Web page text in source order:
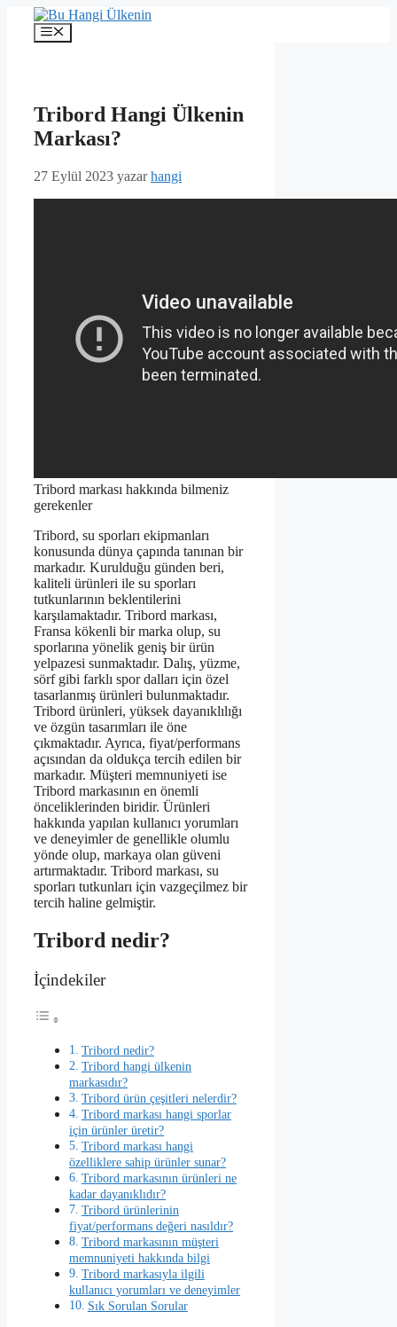
İçeriğe
Menü
Tribord Hangi Ülkenin
Markası?
27 Eylül 2023 yazarhangi
Tribord markası hakkında bilmeniz
gerekenler
Tribord, su sporları ekipmanları
konusunda dünya çapında tanınan bir
markadır. Kurulduğu günden beri,
kaliteli ürünleri ile su sporları
tutkunlarının beklentilerini
karşılamaktadır. Tribord markası,
Fransa kökenli bir marka olup, su
sporlarına yönelik geniş bir ürün
yelpazesi sunmaktadır. Dalış, yüzme,
sörf gibi farklı spor dalları için özel
tasarlanmış ürünleri bulunmaktadır.
Tribord ürünleri, yüksek dayanıklılığı
ve özgün tasarımları ile öne
çıkmaktadır. Ayrıca, fiyat/performans
açısından da oldukça tercih edilen bir
markadır. Müşteri memnuniyeti ise
Tribord markasının en önemli
önceliklerinden biridir. Ürünleri
hakkında yapılan kullanıcı yorumları
ve deneyimler de genellikle olumlu
yönde olup, markaya olan güveni
artırmaktadır. Tribord markası, su
sporları tutkunları için vazgeçilmez bir
tercih haline gelmiştir.
Tribord nedir?
İçindekiler
Tribord nedir?
Tribord hangi ülkenin
markasıdır?
Tribord ürün çeşitleri nelerdir?
Tribord markası hangi sporlar
için ürünler üretir?
Tribord markası hangi
özelliklere sahip ürünler sunar?
Tribord markasının ürünleri ne
kadar dayanıklıdır?
Tribord ürünlerinin
fiyat/performans değeri nasıldır?
Tribord markasının müşteri
memnuniyeti hakkında bilgi
Tribord markasıyla ilgili
kullanıcı yorumları ve deneyimler
Sık Sorulan Sorular